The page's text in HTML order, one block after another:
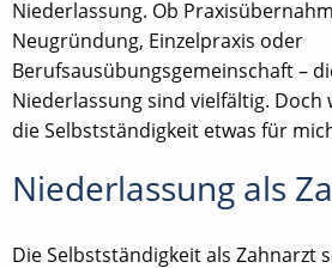
Niederlassung. Ob
Neugründung, Einzelpraxis oder
Berufsausübungsgemeinschaft –
Niederlassung sind vielfältig. Doch
die Selbstständigkeit etwas für
Niederlassung als
Die Selbstständigkeit als Zahnarzt